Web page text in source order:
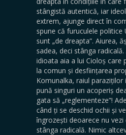
stângistă autentică, iar
extrem, ajunge direct în
spune că furuculele politice
sunt „de dreapta”. Aiurea,
sadea, deci stânga
idioata aia a lui Cioloș care
la comun și desființarea
Komunalka, raiul paraziților
pună singuri un acoperiș
gata să „reglementeze”!
când ți se deschid ochii și
îngrozești deoarece nu vezi
stânga radicală. Nimic